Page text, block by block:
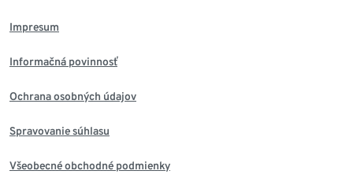
Impresum
Informačná povinnosť
Ochrana osobných údajov
Spravovanie súhlasu
Všeobecné obchodné podmienky